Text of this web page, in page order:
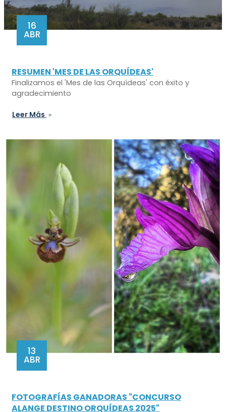
16
ABR
RESUMEN 'MES DE LAS ORQUÍDEAS'
Finalizamos el 'Mes de las Orquídeas' con éxito y
agradecimiento
Leer Más
13
ABR
FOTOGRAFÍAS GANADORAS "CONCURSO
ALANGE DESTINO ORQUÍDEAS 2025"